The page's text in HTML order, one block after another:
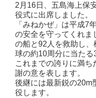
2月16日、五島海上保
役式に出席しました。
「みねかぜ」は平成7
の安全を守ってくれま
の船と92人を救助し
球の約10周分に当たる
これまでの誇りに満
謝の意を表します。
後継には最新鋭の20m
役します。